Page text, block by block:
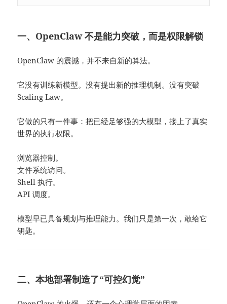
一、OpenClaw 不是能力突破，而是权限解锁
OpenClaw 的震撼，并不来自新的算法。
它没有训练新模型。没有提出新的推理机制。没有突破
Scaling Law。
它做的只有一件事：把已经足够强的大模型，接上了真实
世界的执行权限。
浏览器控制。
文件系统访问。
Shell 执行。
API 调度。
模型早已具备规划与推理能力。我们只是第一次，敢给它
钥匙。
二、本地部署制造了“可控幻觉”